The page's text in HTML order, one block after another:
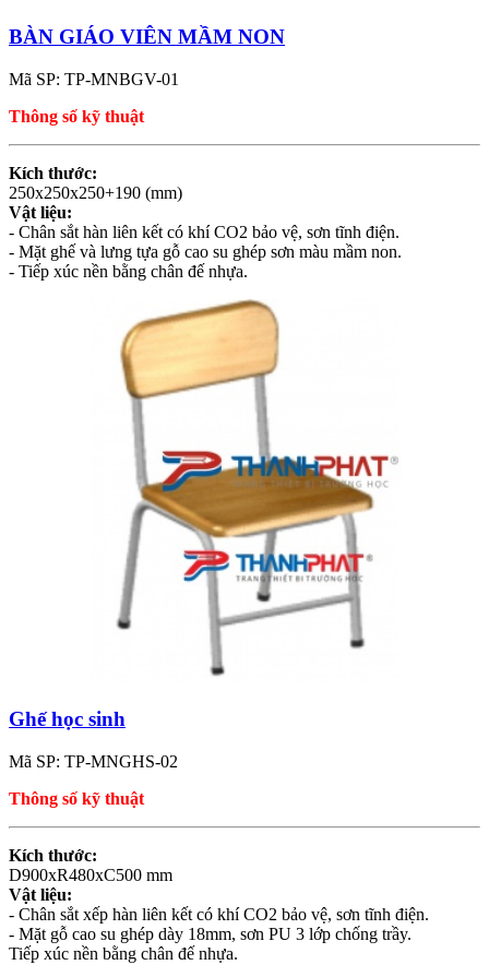
BÀN GIÁO VIÊN MẦM NON
Mã SP: TP-MNBGV-01
Thông số kỹ thuật
Kích thước:
250x250x250+190 (mm)
Vật liệu:
- Chân sắt hàn liên kết có khí CO2 bảo vệ, sơn tĩnh điện.
- Mặt ghế và lưng tựa gỗ cao su ghép sơn màu mầm non.
- Tiếp xúc nền bằng chân đế nhựa.
Ghế học sinh
Mã SP: TP-MNGHS-02
Thông số kỹ thuật
Kích thước:
D900xR480xC500 mm
Vật liệu:
- Chân sắt xếp hàn liên kết có khí CO2 bảo vệ, sơn tĩnh điện.
- Mặt gỗ cao su ghép dày 18mm, sơn PU 3 lớp chống trầy.
Tiếp xúc nền bằng chân đế nhựa.